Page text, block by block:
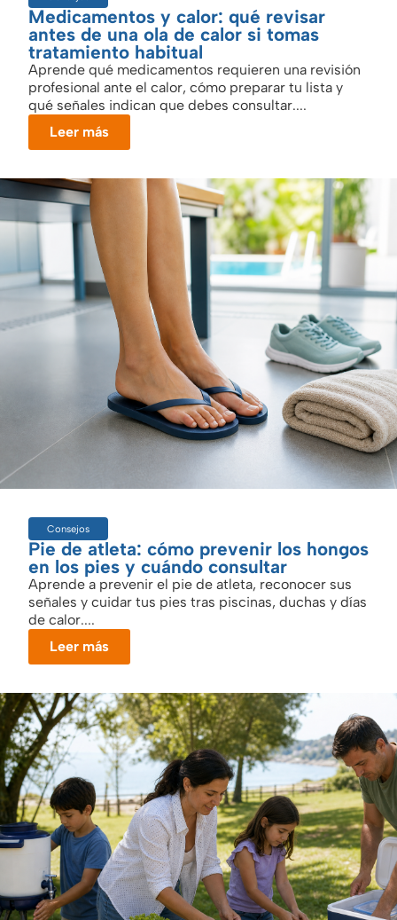
Medicamentos y calor: qué revisar
antes de una ola de calor si tomas
tratamiento habitual
Aprende qué medicamentos requieren una revisión
profesional ante el calor, cómo preparar tu lista y
qué señales indican que debes consultar....
Leer más
Consejos
Pie de atleta: cómo prevenir los hongos
en los pies y cuándo consultar
Aprende a prevenir el pie de atleta, reconocer sus
señales y cuidar tus pies tras piscinas, duchas y días
de calor....
Leer más